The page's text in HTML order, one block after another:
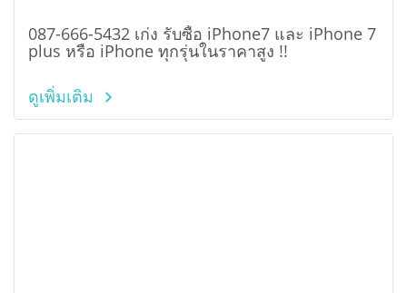
087-666-5432 เก่ง รับซื้อ iPhone7 และ iPhone 7
plus หรือ iPhone ทุกรุ่นในราคาสูง !!
ดูเพิ่มเติม